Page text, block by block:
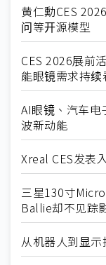
黄仁勳CES
问等开源模型
CES 2026展前
能眼镜需求持续
AI眼镜、汽车
波新动能
Xreal CES发表
三星130寸
Ballie却不见踪
从机器人到显